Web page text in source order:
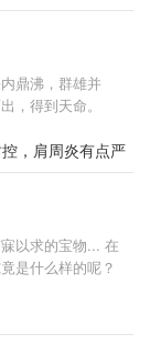
鼎沸，群雄并
，得到天命。
，肩周炎有点严
以求的宝物... 在
是什么样的呢？